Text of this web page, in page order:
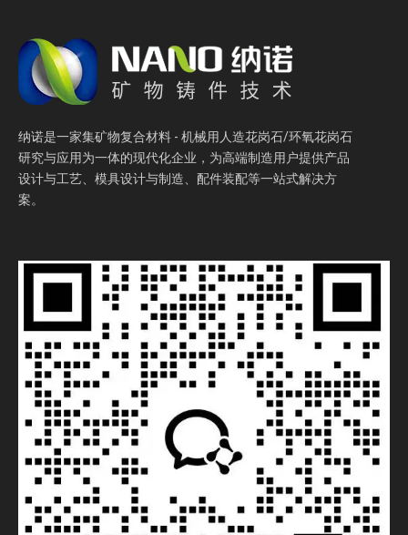
纳诺是一家集矿物复合材料 - 机械用人造花岗石/环氧花岗石
研究与应用为一体的现代化企业，为高端制造用户提供产品
设计与工艺、模具设计与制造、配件装配等一站式解决方
案。